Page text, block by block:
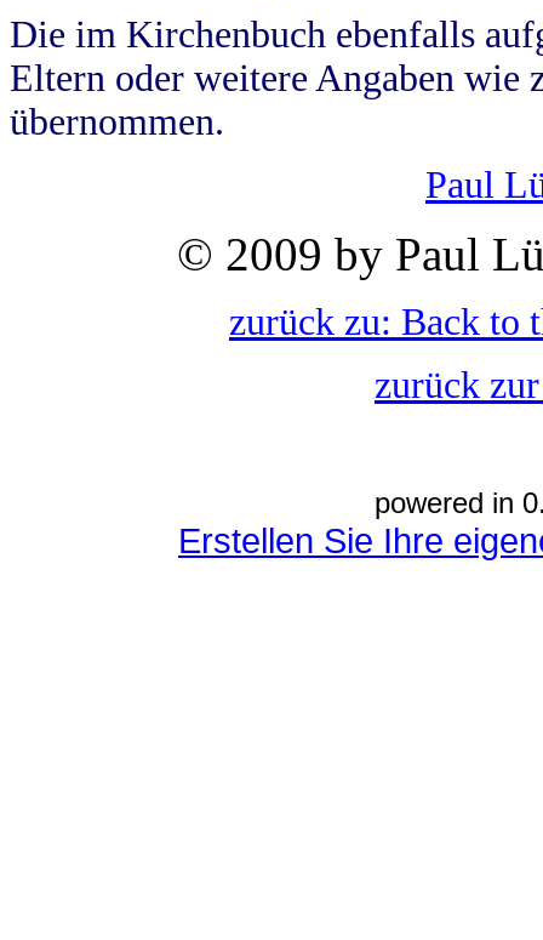
Die im Kirchenbuch ebenfalls
Eltern oder weitere Angaben wie
übernommen.
Paul
© 2009 by Paul
zurück zu: Back to
zurück
powered in
Erstellen Sie Ihre